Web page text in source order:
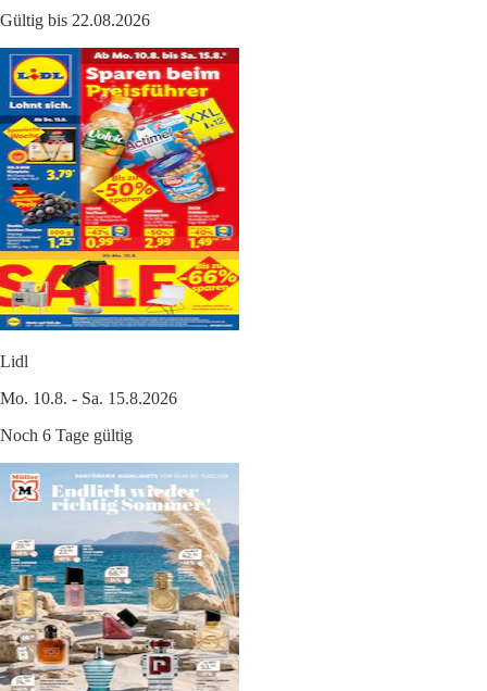
Gültig bis 22.08.2026
Lidl
Mo. 10.8. - Sa. 15.8.2026
Noch 6 Tage gültig